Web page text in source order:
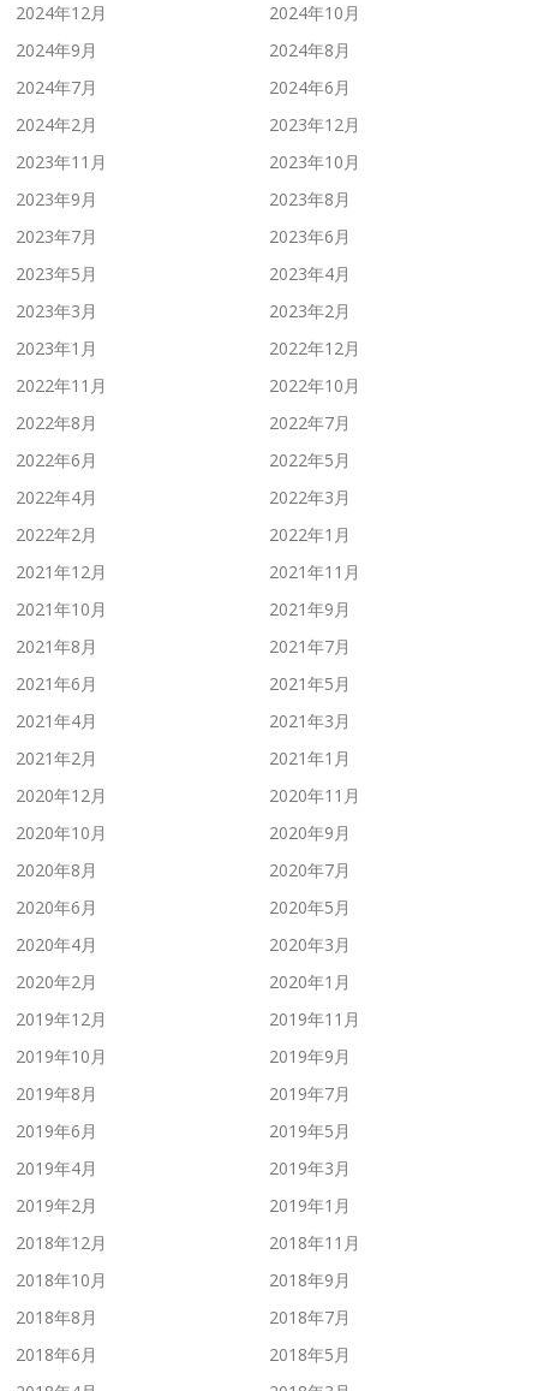
2024年12月
2024年10月
2024年9月
2024年8月
2024年7月
2024年6月
2024年2月
2023年12月
2023年11月
2023年10月
2023年9月
2023年8月
2023年7月
2023年6月
2023年5月
2023年4月
2023年3月
2023年2月
2023年1月
2022年12月
2022年11月
2022年10月
2022年8月
2022年7月
2022年6月
2022年5月
2022年4月
2022年3月
2022年2月
2022年1月
2021年12月
2021年11月
2021年10月
2021年9月
2021年8月
2021年7月
2021年6月
2021年5月
2021年4月
2021年3月
2021年2月
2021年1月
2020年12月
2020年11月
2020年10月
2020年9月
2020年8月
2020年7月
2020年6月
2020年5月
2020年4月
2020年3月
2020年2月
2020年1月
2019年12月
2019年11月
2019年10月
2019年9月
2019年8月
2019年7月
2019年6月
2019年5月
2019年4月
2019年3月
2019年2月
2019年1月
2018年12月
2018年11月
2018年10月
2018年9月
2018年8月
2018年7月
2018年6月
2018年5月